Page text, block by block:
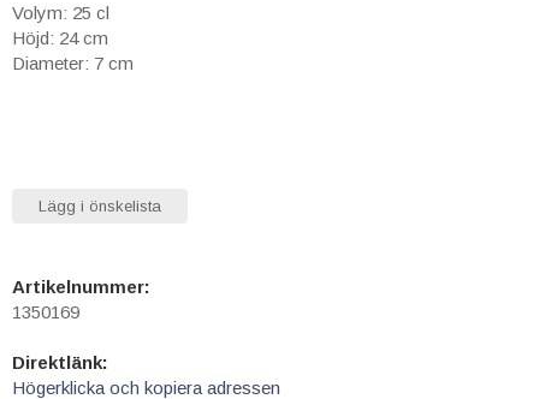
Volym: 25 cl
Höjd: 24 cm
Diameter: 7 cm
Lägg i önskelista
Artikelnummer:
1350169
Direktlänk:
Högerklicka och kopiera adressen